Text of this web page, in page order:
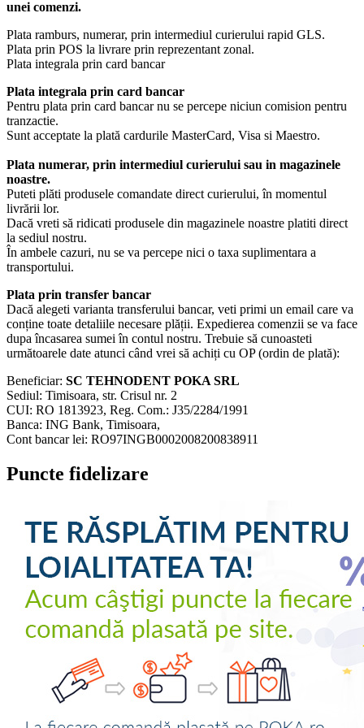
unei comenzi.
Plata ramburs, numerar, prin intermediul curierului rapid GLS.
Plata prin POS la livrare prin reprezentant zonal.
Plata integrala prin card bancar
Plata integrala prin card bancar
Pentru plata prin card bancar nu se percepe niciun comision pentru
tranzactie.
Sunt acceptate la plată cardurile MasterCard, Visa si Maestro.
Plata numerar, prin intermediul curierului sau in magazinele
noastre.
Puteti plăti produsele comandate direct curierului, în momentul
livrării lor.
Dacă vreti să ridicati produsele din magazinele noastre platiti direct
la sediul nostru.
În ambele cazuri, nu se va percepe nici o taxa suplimentara a
transportului.
Plata prin transfer bancar
Dacă alegeti varianta transferului bancar, veti primi un email care va
conține toate detaliile necesare plății. Expedierea comenzii se va face
dupa încasarea sumei în contul nostru. Trebuie să cunoasteti
următoarele date atunci când vrei să achiți cu OP (ordin de plată):
Beneficiar: SC TEHNODENT POKA SRL
Sediul: Timisoara, str. Crisul nr. 2
CUI: RO 1813923, Reg. Com.: J35/2284/1991
Banca: ING Bank, Timisoara,
Cont bancar lei: RO97INGB0002008200838911
Puncte fidelizare